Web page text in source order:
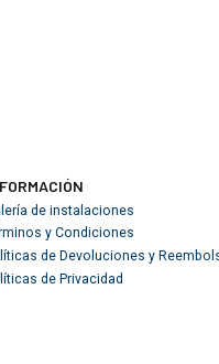
de instalaciones
y Condiciones
de Devoluciones y
de Privacidad